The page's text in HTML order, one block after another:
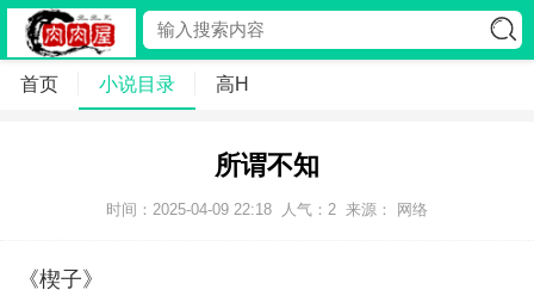
首页 小说目录 高H
所谓不知
时间：2025-04-09 22:18 人气： 2 来源： 网络
《楔子》